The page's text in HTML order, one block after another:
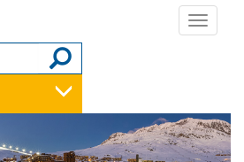
Toggle